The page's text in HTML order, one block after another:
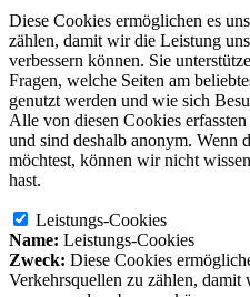
Diese Cookies ermöglichen es
zählen, damit wir die Leistung
verbessern können. Sie
Fragen, welche Seiten am
genutzt werden und wie sich
Alle von diesen Cookies
und sind deshalb anonym. Wenn
möchtest, können wir nicht
hast.
Leistungs-Cookies
Name: Leistungs-Cookies
Zweck: Diese Cookies
Verkehrsquellen zu zählen,